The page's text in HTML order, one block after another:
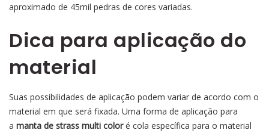
aproximado de 45mil pedras de cores variadas.
Dica para aplicação do
material
Suas possibilidades de aplicação podem variar de acordo com o
material em que será fixada. Uma forma de aplicação para
a manta de strass multi coloré cola específica para o material